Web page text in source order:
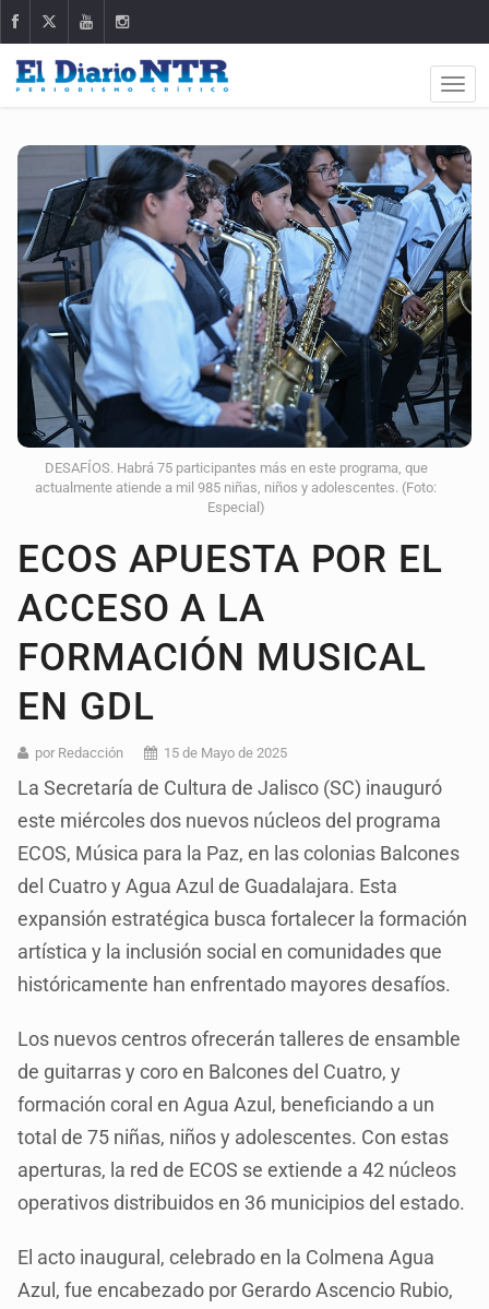
DESAFÍOS. Habrá 75 participantes más en este programa, que
actualmente atiende a mil 985 niñas, niños y adolescentes. (Foto:
Especial)
ECOS APUESTA POR EL
ACCESO A LA
FORMACIÓN MUSICAL
EN GDL
por Redacción 15 de Mayo de 2025
La Secretaría de Cultura de Jalisco (SC) inauguró
este miércoles dos nuevos núcleos del programa
ECOS, Música para la Paz, en las colonias Balcones
del Cuatro y Agua Azul de Guadalajara. Esta
expansión estratégica busca fortalecer la formación
artística y la inclusión social en comunidades que
históricamente han enfrentado mayores desafíos.
Los nuevos centros ofrecerán talleres de ensamble
de guitarras y coro en Balcones del Cuatro, y
formación coral en Agua Azul, beneficiando a un
total de 75 niñas, niños y adolescentes. Con estas
aperturas, la red de ECOS se extiende a 42 núcleos
operativos distribuidos en 36 municipios del estado.
El acto inaugural, celebrado en la Colmena Agua
Azul, fue encabezado por Gerardo Ascencio Rubio,